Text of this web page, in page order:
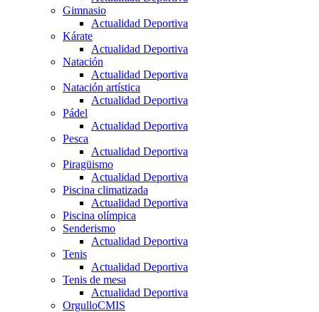
Gimnasio
Actualidad Deportiva
Kárate
Actualidad Deportiva
Natación
Actualidad Deportiva
Natación artística
Actualidad Deportiva
Pádel
Actualidad Deportiva
Pesca
Actualidad Deportiva
Piragüismo
Actualidad Deportiva
Piscina climatizada
Actualidad Deportiva
Piscina olímpica
Senderismo
Actualidad Deportiva
Tenis
Actualidad Deportiva
Tenis de mesa
Actualidad Deportiva
OrgulloCMIS